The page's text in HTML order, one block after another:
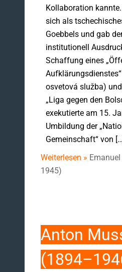
Kollaboration
sich als
Goebbels und gab
institutionell
Schaffung eines
osvetová služba)
„Liga gegen den
exekutierte am 15.
Umbil­dung der
Gemeinschaft“ von
Weiterlesen »
1945)
Anton